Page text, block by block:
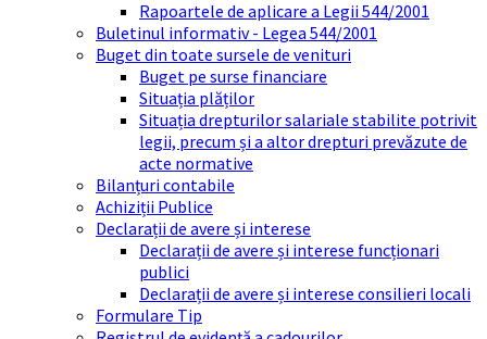
Rapoartele de aplicare a Legii 544/2001
Buletinul informativ - Legea 544/2001
Buget din toate sursele de venituri
Buget pe surse financiare
Situația plăților
Situația drepturilor salariale stabilite potrivit
legii, precum și a altor drepturi prevăzute de
acte normative
Bilanțuri contabile
Achiziții Publice
Declarații de avere și interese
Declarații de avere și interese funcționari
publici
Declarații de avere și interese consilieri locali
Formulare Tip